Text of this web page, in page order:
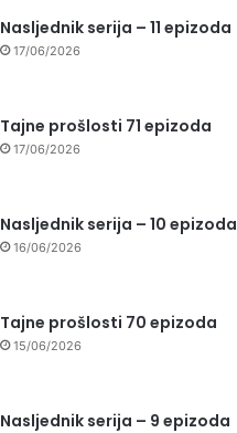
Nasljednik serija – 11 epizoda
17/06/2026
Tajne prošlosti 71 epizoda
17/06/2026
Nasljednik serija – 10 epizoda
16/06/2026
Tajne prošlosti 70 epizoda
15/06/2026
Nasljednik serija – 9 epizoda